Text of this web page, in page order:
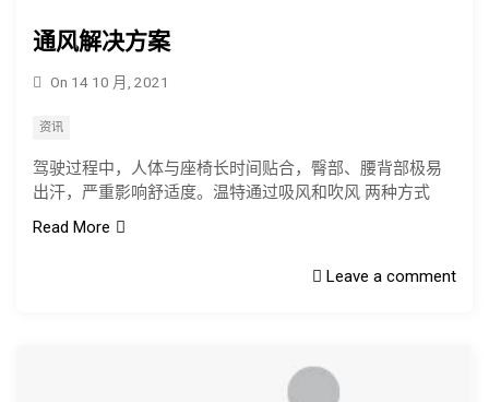
通风解决方案
On 14 10 月, 2021
资讯
驾驶过程中，人体与座椅长时间贴合，臀部、腰背部极易
出汗，严重影响舒适度。温特通过吸风和吹风 两种方式
Read More
Leave a comment